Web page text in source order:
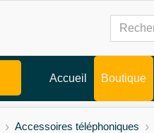
Accueil Boutique
Accessoires téléphoniques